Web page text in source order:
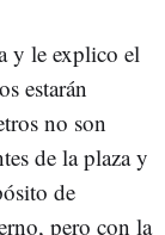
y le explico el
estarán
no son
de la plaza y
de
pero con la